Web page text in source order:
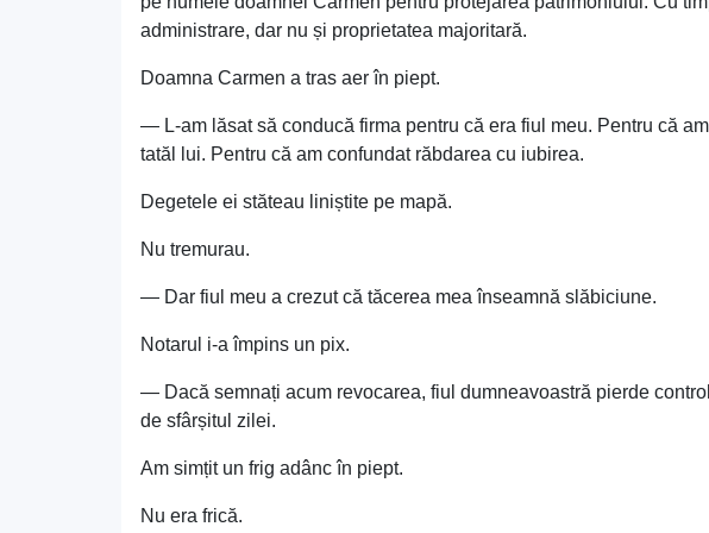
administrare, dar nu și proprietatea majoritară.
Doamna Carmen a tras aer în piept.
— L-am lăsat să conducă firma pentru că era fiul meu. Pentru că
tatăl lui. Pentru că am confundat răbdarea cu iubirea.
Degetele ei stăteau liniștite pe mapă.
Nu tremurau.
— Dar fiul meu a crezut că tăcerea mea înseamnă slăbiciune.
Notarul i-a împins un pix.
— Dacă semnați acum revocarea, fiul dumneavoastră pierde
de sfârșitul zilei.
Am simțit un frig adânc în piept.
Nu era frică.